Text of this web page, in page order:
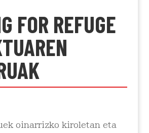
FOR REFUGE
oinarrizko kiroletan eta